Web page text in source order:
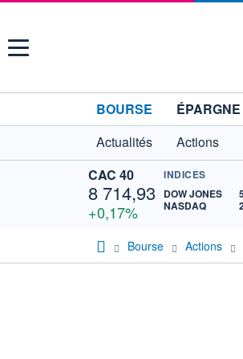
Menu
BOURSE ÉPARGNE
Actualités
Actions
CAC 40
8 714,93
+0,17%
INDICES
DOW JONES
NASDAQ
Bourse Actions